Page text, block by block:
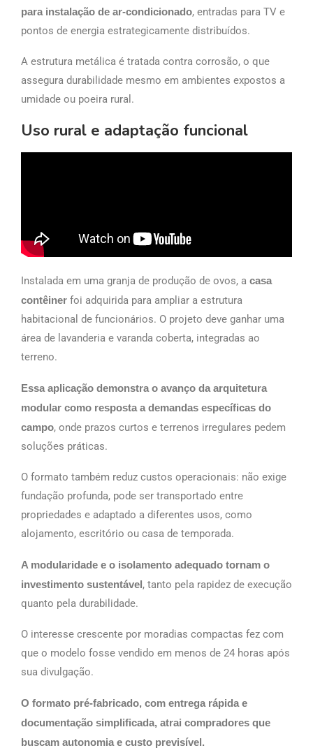
para instalação de ar-condicionado, entradas para TV e
pontos de energia estrategicamente distribuídos.
A estrutura metálica é tratada contra corrosão, o que
assegura durabilidade mesmo em ambientes expostos a
umidade ou poeira rural.
Uso rural e adaptação funcional
Instalada em uma granja de produção de ovos, a casa
contêiner foi adquirida para ampliar a estrutura
habitacional de funcionários. O projeto deve ganhar uma
área de lavanderia e varanda coberta, integradas ao
terreno.
Essa aplicação demonstra o avanço da arquitetura
modular como resposta a demandas específicas do
campo, onde prazos curtos e terrenos irregulares pedem
soluções práticas.
O formato também reduz custos operacionais: não exige
fundação profunda, pode ser transportado entre
propriedades e adaptado a diferentes usos, como
alojamento, escritório ou casa de temporada.
A modularidade e o isolamento adequado tornam o
investimento sustentável, tanto pela rapidez de execução
quanto pela durabilidade.
O interesse crescente por moradias compactas fez com
que o modelo fosse vendido em menos de 24 horas após
sua divulgação.
O formato pré-fabricado, com entrega rápida e
documentação simplificada, atrai compradores que
buscam autonomia e custo previsível.